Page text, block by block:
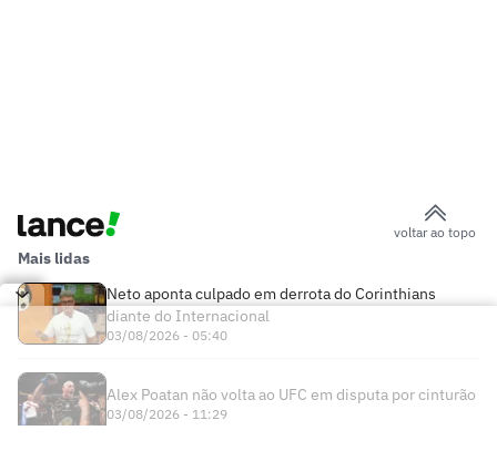
voltar ao topo
Mais lidas
Neto aponta culpado em derrota do Corinthians
diante do Internacional
03/08/2026 - 05:40
Alex Poatan não volta ao UFC em disputa por cinturão
03/08/2026 - 11:29